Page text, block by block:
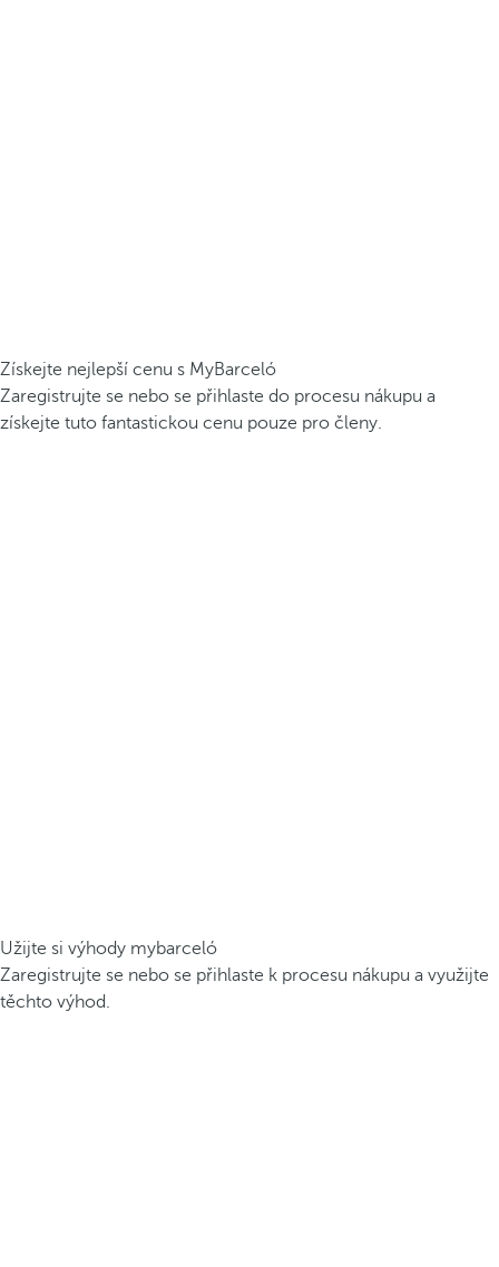
Získejte nejlepší cenu s MyBarceló
Zaregistrujte se nebo se přihlaste do procesu nákupu a
získejte tuto fantastickou cenu pouze pro členy.
Užijte si výhody mybarceló
Zaregistrujte se nebo se přihlaste k procesu nákupu a využijte
těchto výhod.